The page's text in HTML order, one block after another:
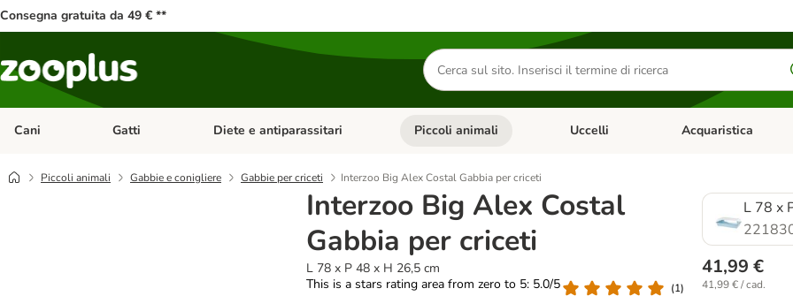
Consegna gratuita da 49 € **
Cerca
prodotti
Cani Apri Menu Categoria: Cani
Gatti Apri Menu Categoria: Gatti
Diete e antiparassitari Apri Menu Categoria: Diete e antiparassitari
Piccoli animali Apri Menu Categoria: Piccoli animali
Uccelli Apri Menu Categoria:
Acquaristica
Piccoli animali Gabbie e conigliere Gabbie per criceti Interzoo Big Alex Costal Gabbia per criceti
Interzoo Big Alex Costal
Gabbia per criceti
L 78 x P 48 x H 26,5 cm
This is a stars rating area from zero to 5: 5.0/5
(1)
L 78 x
41,99 €
41,99 € / cad.